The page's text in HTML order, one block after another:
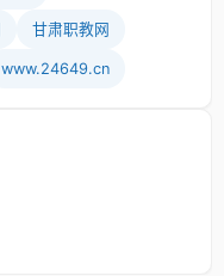
甘肃职教网
www.24649.cn